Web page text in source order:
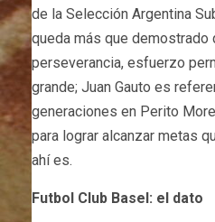
de la Selección Argentina
queda más que
perseverancia, esfuerzo
grande; Juan Gauto es
generaciones en Perito
para lograr alcanzar metas
ahí es.
Futbol Club Basel: el dato